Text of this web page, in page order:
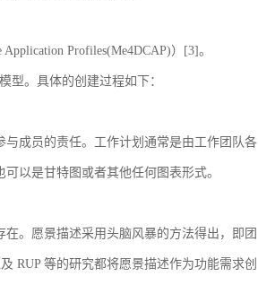
Profiles(Me4DCAP)）[3]。
型。具体的创建过程如下：
成员的责任。工作计划通常是由工作团队各
以是甘特图或者其他任何图表形式。
。愿景描述采用头脑风暴的方法得出，即团
RUP 等的研究都将愿景描述作为功能需求创